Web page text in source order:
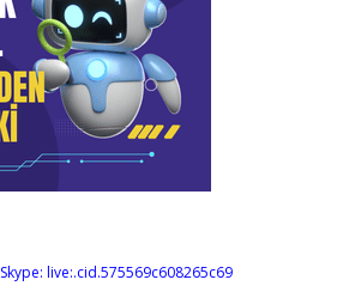
Skype: live:.cid.575569c608265c69